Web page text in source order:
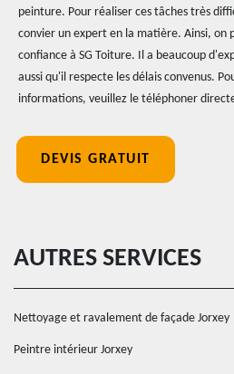
peinture. Pour réaliser ces tâches très
convier un expert en la matière. Ainsi, on
confiance à SG Toiture. Il a beaucoup
aussi qu'il respecte les délais convenus.
informations, veuillez le téléphoner
DEVIS GRATUIT
AUTRES SERVICES
Nettoyage et ravalement de façade Jorxey
Peintre intérieur Jorxey